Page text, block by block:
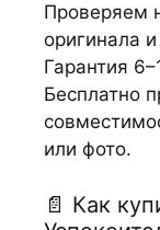
Проверяем
оригинала
Гарантия
Бесплатно
или фото.
📄 Как